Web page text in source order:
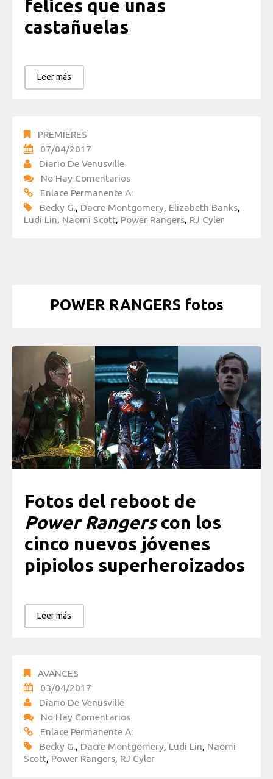
felices que unas
castañuelas
Leer más
PREMIERES
07/04/2017
Diario De Venusville
No Hay Comentarios
Enlace Permanente A:
Becky G., Dacre Montgomery, Elizabeth Banks,
Ludi Lin, Naomi Scott, Power Rangers, RJ Cyler
POWER RANGERS fotos
Fotos del reboot de
Power Rangerscon los
cinco nuevos jóvenes
pipiolos superheroizados
Leer más
AVANCES
03/04/2017
Diario De Venusville
No Hay Comentarios
Enlace Permanente A:
Becky G., Dacre Montgomery, Ludi Lin, Naomi
Scott, Power Rangers, RJ Cyler